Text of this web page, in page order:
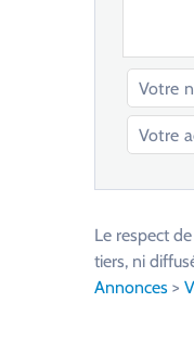
l
Le respect
tiers, ni
Annonces >